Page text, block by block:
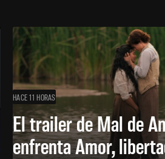
HACE 11 HORAS
El trailer de Mal de
enfrenta Amor,